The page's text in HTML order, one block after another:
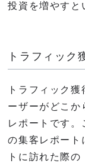
投資を増やすと
トラフィック
トラフィック
ーザーがどこか
レポートです
の集客レポート
トに訪れた際